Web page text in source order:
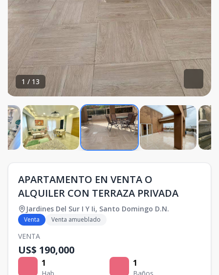
1 / 13
APARTAMENTO EN VENTA O
ALQUILER CON TERRAZA PRIVADA
Jardines Del Sur I Y Ii, Santo Domingo D.N.
Venta Venta amueblado
VENTA
US$ 190,000
1 1